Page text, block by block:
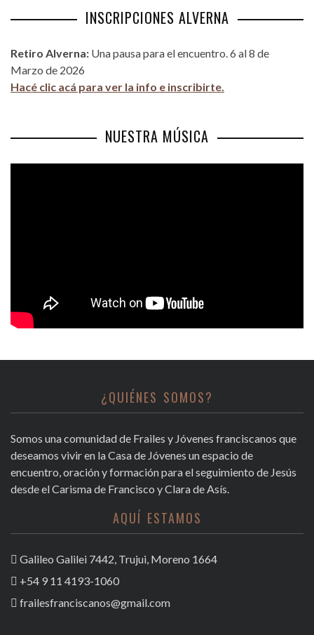
INSCRIPCIONES ALVERNA
Retiro Alverna: Una pausa para el encuentro. 6 al 8 de
Marzo de 2026
Hacé clic acá para ver la info e inscribirte.
NUESTRA MÚSICA
¿QUIÉNES SOMOS?
Somos una comunidad de Frailes y Jóvenes franciscanos que
deseamos vivir en la Casa de Jóvenes un espacio de
encuentro, oración y formación para el seguimiento de Jesús
desde el Carisma de Francisco y Clara de Asís.
AQUÍ ESTAMOS
Galileo Galilei 7442, Trujui, Moreno 1664
+54 9 11 4193-1060
frailesfranciscanos@gmail.com